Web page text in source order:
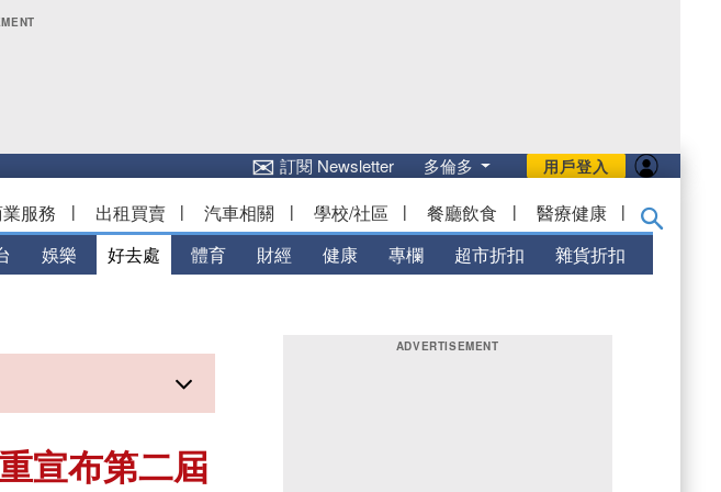
用戶登入
✉訂閱 Newsletter 多倫多
服務 | 出租買賣 | 汽車相關 | 學校/社區 | 餐廳飲食 | 醫療健康 |
娛樂 好去處 體育 財經 健康 專欄 超市折扣 雜貨折扣
宣布第二屆